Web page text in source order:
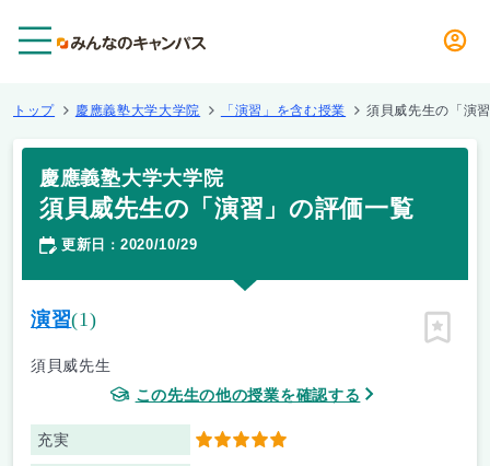
トップ 慶應義塾大学大学院 「演習」を含む授業 須貝威先生の「演
慶應義塾大学大学院
須貝威先生の「演習」の評価一覧
更新日 ： 2020/10/29
演習(1)
須貝威先生
この先生の他の授業を確認する
充実 5
ピン留